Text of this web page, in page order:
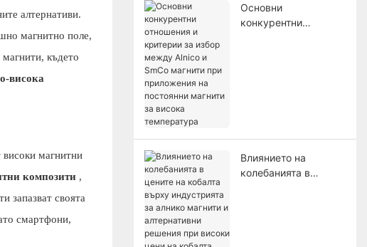
алтернативи.
магнитно поле,
където
висока
високи магнитни
композити,
запазват своята
смартфони,
Основни
конкурентни
температура
Влиянието на
колебанията в